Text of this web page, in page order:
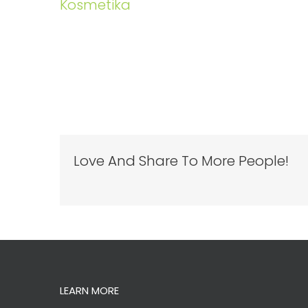
Kosmetika
Love And Share To More People!
LEARN MORE